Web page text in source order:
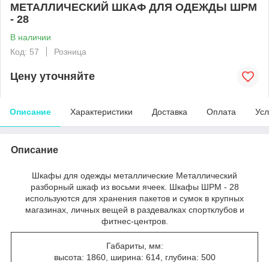
МЕТАЛЛИЧЕСКИЙ ШКАФ ДЛЯ ОДЕЖДЫ ШРМ
- 28
В наличии
Код: 57
Розница
Цену уточняйте
Описание Характеристики Доставка Оплата
Описание
Шкафы для одежды металлические Металлический
разборный шкаф из восьми ячеек. Шкафы ШРМ - 28
используются для хранения пакетов и сумок в крупных
магазинах, личных вещей в раздевалках спортклубов и
фитнес-центров.
Габариты, мм:
высота: 1860, ширина: 614, глубина: 500